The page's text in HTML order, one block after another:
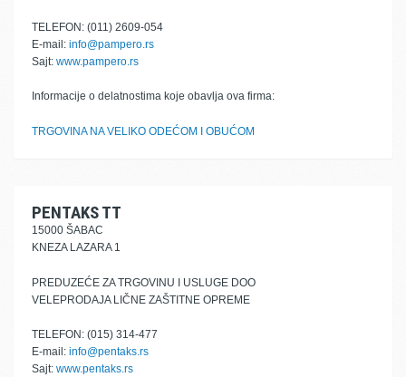
TELEFON: (011) 2609-054
E-mail: info@pampero.rs
Sajt: www.pampero.rs
Informacije o delatnostima koje obavlja ova firma:
TRGOVINA NA VELIKO ODEĆOM I OBUĆOM
PENTAKS TT
15000 ŠABAC
KNEZA LAZARA 1
PREDUZEĆE ZA TRGOVINU I USLUGE DOO
VELEPRODAJA LIČNE ZAŠTITNE OPREME
TELEFON: (015) 314-477
E-mail: info@pentaks.rs
Sajt: www.pentaks.rs